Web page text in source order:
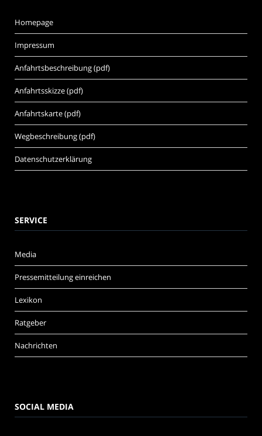
Homepage
Impressum
Anfahrtsbeschreibung (pdf)
Anfahrtsskizze (pdf)
Anfahrtskarte (pdf)
Wegbeschreibung (pdf)
Datenschutzerklärung
SERVICE
Media
Pressemitteilung einreichen
Lexikon
Ratgeber
Nachrichten
SOCIAL MEDIA